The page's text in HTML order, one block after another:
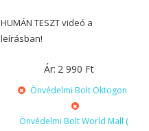
HUMÁN TESZT videó a
leírásban!
Ár: 2 990 Ft
Önvédelmi Bolt Oktogon
Önvédelmi Bolt World Mall (